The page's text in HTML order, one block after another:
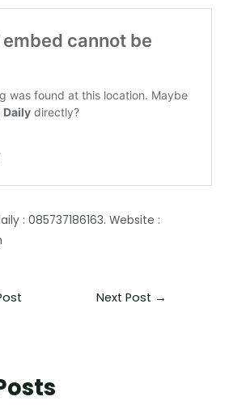
: 085737186163. Website :
Next Post →